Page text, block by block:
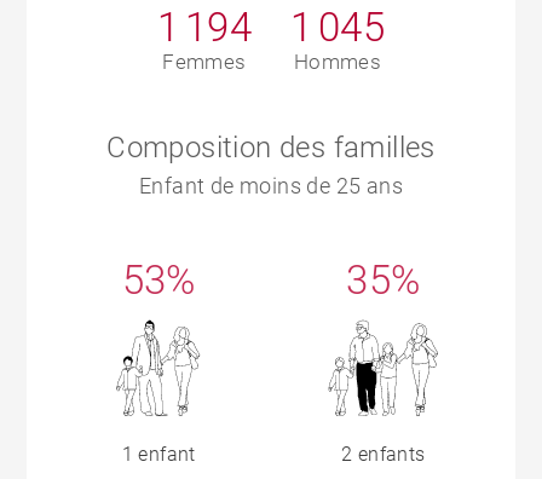
1 194
Femmes
1 045
Hommes
Composition des familles
Enfant de moins de 25 ans
53%
1 enfant
35%
2 enfants